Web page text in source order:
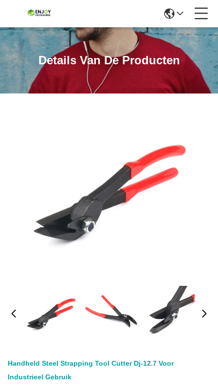
Details Van De Producten
Handheld Steel Strapping Tool Cutter Dj-12.7 Voor
Industrieel Gebruik